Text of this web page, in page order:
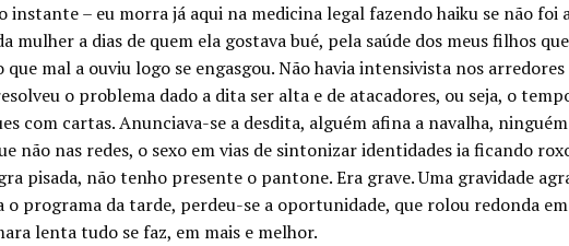
instante – eu morra já aqui na medicina legal fazendo haiku se não
mulher a dias de quem ela gostava bué, pela saúde dos meus filhos
que mal a ouviu logo se engasgou. Não havia intensivista nos
o problema dado a dita ser alta e de atacadores, ou seja, o
com cartas. Anunciava-se a desdita, alguém afina a navalha,
não nas redes, o sexo em vias de sintonizar identidades ia ficando
pisada, não tenho presente o pantone. Era grave. Uma gravidade
programa da tarde, perdeu-se a oportunidade, que rolou redonda
lenta tudo se faz, em mais e melhor.